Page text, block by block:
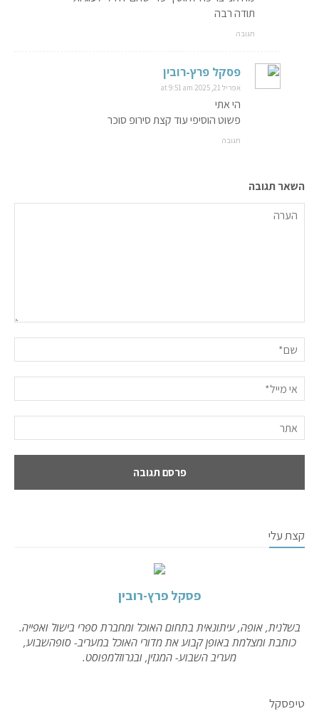
תודה רבה
תגובה
פסקל פרץ-רובין
אפריל 21, 2025 at 9:51 am
הי אתי
פשוט הוסיפי עוד קצת סירופ סוכר
תגובה
השאר תגובה
קצת עלי
פסקל פרץ-רובין
בשלנית, אופה, עיתונאית בתחום האוכל ומחברת ספרי בישול ואפייה.
כותבת ומצלמת באופן קבוע את מדורי האוכל במעריב- סופהשבוע,
מעריב השבוע- המגזין, ובגרוזלמפוסט.
טיפסקל